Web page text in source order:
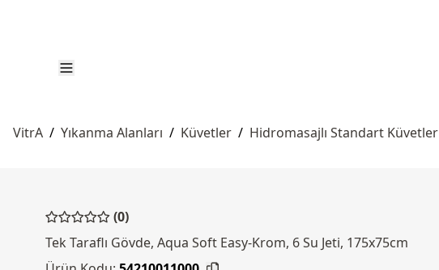
VitrA / Yıkanma Alanları / Küvetler / Hidromasajlı Standart Küvetler
(0)
Tek Taraflı Gövde, Aqua Soft Easy-Krom, 6 Su Jeti, 175x75cm